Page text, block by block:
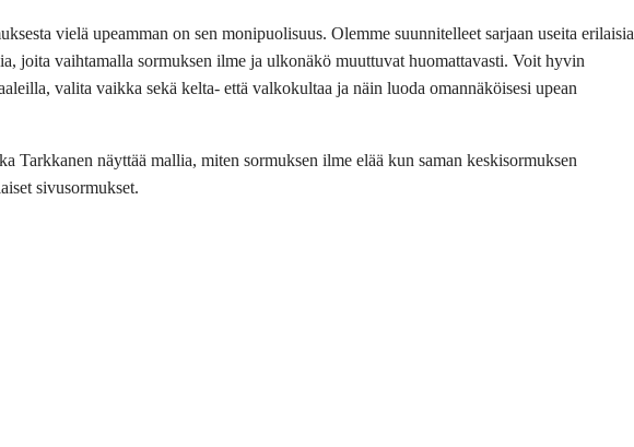
vielä upeamman on sen monipuolisuus. Olemme suunnitelleet sarjaan useita erilaisia
joita vaihtamalla sormuksen ilme ja ulkonäkö muuttuvat huomattavasti. Voit hyvin
valita vaikka sekä kelta- että valkokultaa ja näin luoda omannäköisesi upean
Tarkkanen näyttää mallia, miten sormuksen ilme elää kun saman keskisormuksen
sivusormukset.